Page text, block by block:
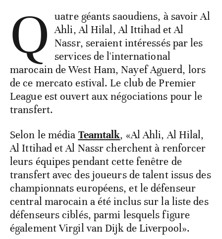
Q uatre géants saoudiens, à savoir Al
Ahli, Al Hilal, Al Ittihad et Al
Nassr, seraient intéressés par les
services de l'international
marocain de West Ham, Nayef Aguerd, lors
de ce mercato estival. Le club de Premier
League est ouvert aux négociations pour le
transfert.
Selon le média Teamtalk, «Al Ahli, Al Hilal,
Al Ittihad et Al Nassr cherchent à renforcer
leurs équipes pendant cette fenêtre de
transfert avec des joueurs de talent issus des
championnats européens, et le défenseur
central marocain a été inclus sur la liste des
défenseurs ciblés, parmi lesquels figure
également Virgil van Dijk de Liverpool».